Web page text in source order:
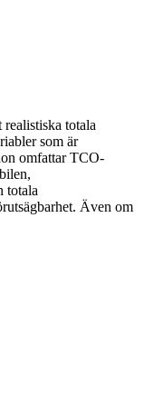
totala
som är
omfattar TCO-
totala
Även om